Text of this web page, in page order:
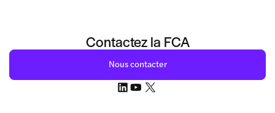
Contactez la FCA
Nous contacter